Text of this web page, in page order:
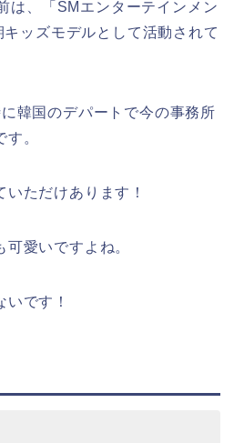
は、「SMエンターテインメン
キッズモデルとして活動されて
韓国のデパートで今の事務所
。
ただけあります！
愛いですよね。
です！